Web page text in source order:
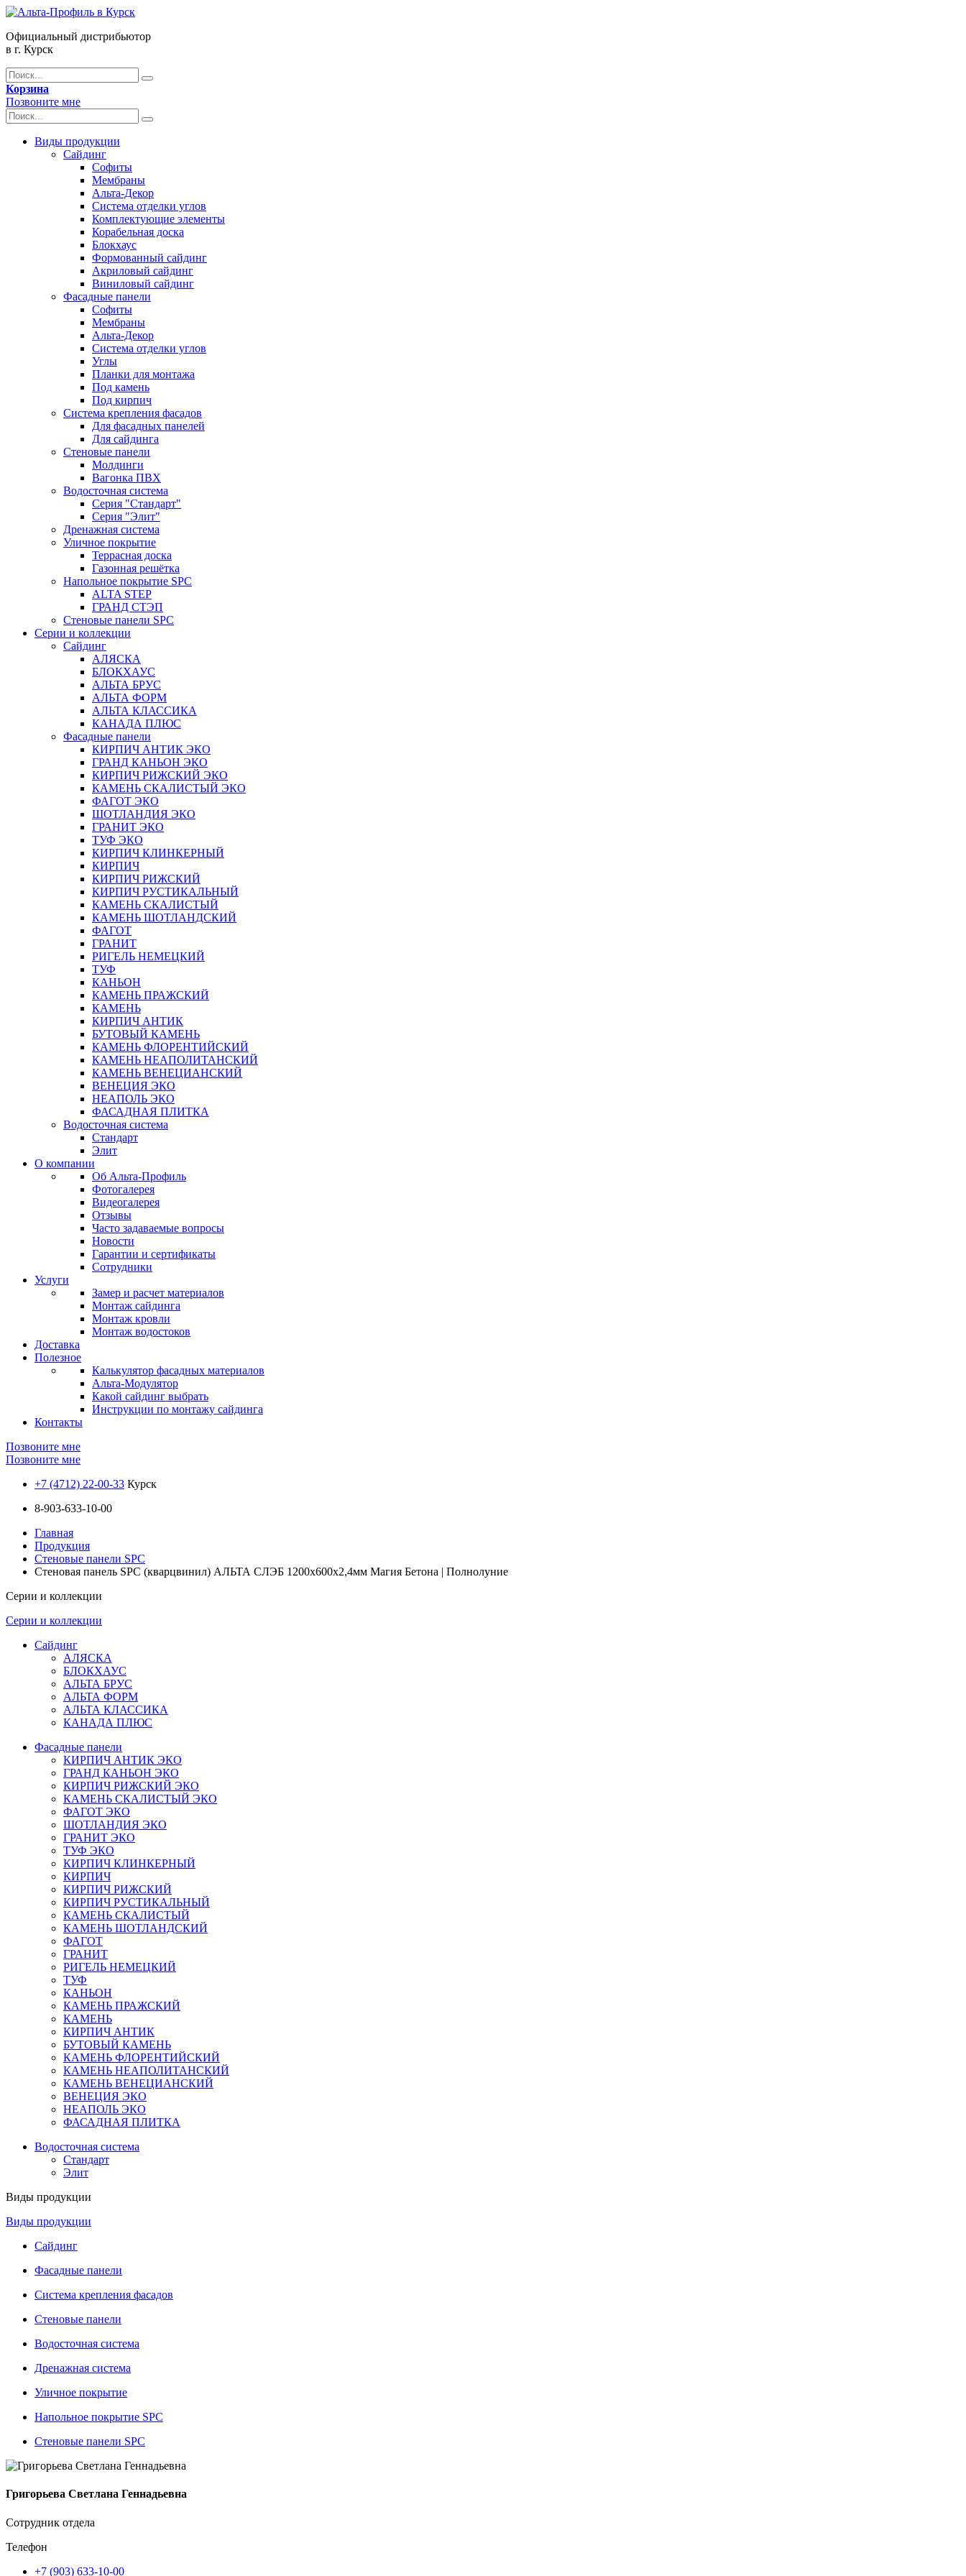
Официальный дистрибьютор
в г. Курск
Корзина
Позвоните мне
Виды продукции
Сайдинг
Софиты
Мембраны
Альта-Декор
Система отделки углов
Комплектующие элементы
Корабельная доска
Блокхаус
Формованный сайдинг
Акриловый сайдинг
Виниловый сайдинг
Фасадные панели
Софиты
Мембраны
Альта-Декор
Система отделки углов
Углы
Планки для монтажа
Под камень
Под кирпич
Система крепления фасадов
Для фасадных панелей
Для сайдинга
Стеновые панели
Молдинги
Вагонка ПВХ
Водосточная система
Серия "Стандарт"
Серия "Элит"
Дренажная система
Уличное покрытие
Террасная доска
Газонная решётка
Напольное покрытие SPC
ALTA STEP
ГРАНД СТЭП
Стеновые панели SPC
Серии и коллекции
Сайдинг
АЛЯСКА
БЛОКХАУС
АЛЬТА БРУС
АЛЬТА ФОРМ
АЛЬТА КЛАССИКА
КАНАДА ПЛЮС
Фасадные панели
КИРПИЧ АНТИК ЭКО
ГРАНД КАНЬОН ЭКО
КИРПИЧ РИЖСКИЙ ЭКО
КАМЕНЬ СКАЛИСТЫЙ ЭКО
ФАГОТ ЭКО
ШОТЛАНДИЯ ЭКО
ГРАНИТ ЭКО
ТУФ ЭКО
КИРПИЧ КЛИНКЕРНЫЙ
КИРПИЧ
КИРПИЧ РИЖСКИЙ
КИРПИЧ РУСТИКАЛЬНЫЙ
КАМЕНЬ СКАЛИСТЫЙ
КАМЕНЬ ШОТЛАНДСКИЙ
ФАГОТ
ГРАНИТ
РИГЕЛЬ НЕМЕЦКИЙ
ТУФ
КАНЬОН
КАМЕНЬ ПРАЖСКИЙ
КАМЕНЬ
КИРПИЧ АНТИК
БУТОВЫЙ КАМЕНЬ
КАМЕНЬ ФЛОРЕНТИЙСКИЙ
КАМЕНЬ НЕАПОЛИТАНСКИЙ
КАМЕНЬ ВЕНЕЦИАНСКИЙ
ВЕНЕЦИЯ ЭКО
НЕАПОЛЬ ЭКО
ФАСАДНАЯ ПЛИТКА
Водосточная система
Стандарт
Элит
О компании
Об Альта-Профиль
Фотогалерея
Видеогалерея
Отзывы
Часто задаваемые вопросы
Новости
Гарантии и сертификаты
Сотрудники
Услуги
Замер и расчет материалов
Монтаж сайдинга
Монтаж кровли
Монтаж водостоков
Доставка
Полезное
Калькулятор фасадных материалов
Альта-Модулятор
Какой сайдинг выбрать
Инструкции по монтажу сайдинга
Контакты
Позвоните мне
Позвоните мне
+7 (4712) 22-00-33 Курск
8-903-633-10-00
Главная
Продукция
Стеновые панели SPC
Стеновая панель SPC (кварцвинил) АЛЬТА СЛЭБ 1200х600х2,4мм Магия Бетона | Полнолуние
Серии и коллекции
Серии и коллекции
Сайдинг
АЛЯСКА
БЛОКХАУС
АЛЬТА БРУС
АЛЬТА ФОРМ
АЛЬТА КЛАССИКА
КАНАДА ПЛЮС
Фасадные панели
КИРПИЧ АНТИК ЭКО
ГРАНД КАНЬОН ЭКО
КИРПИЧ РИЖСКИЙ ЭКО
КАМЕНЬ СКАЛИСТЫЙ ЭКО
ФАГОТ ЭКО
ШОТЛАНДИЯ ЭКО
ГРАНИТ ЭКО
ТУФ ЭКО
КИРПИЧ КЛИНКЕРНЫЙ
КИРПИЧ
КИРПИЧ РИЖСКИЙ
КИРПИЧ РУСТИКАЛЬНЫЙ
КАМЕНЬ СКАЛИСТЫЙ
КАМЕНЬ ШОТЛАНДСКИЙ
ФАГОТ
ГРАНИТ
РИГЕЛЬ НЕМЕЦКИЙ
ТУФ
КАНЬОН
КАМЕНЬ ПРАЖСКИЙ
КАМЕНЬ
КИРПИЧ АНТИК
БУТОВЫЙ КАМЕНЬ
КАМЕНЬ ФЛОРЕНТИЙСКИЙ
КАМЕНЬ НЕАПОЛИТАНСКИЙ
КАМЕНЬ ВЕНЕЦИАНСКИЙ
ВЕНЕЦИЯ ЭКО
НЕАПОЛЬ ЭКО
ФАСАДНАЯ ПЛИТКА
Водосточная система
Стандарт
Элит
Виды продукции
Виды продукции
Сайдинг
Фасадные панели
Система крепления фасадов
Стеновые панели
Водосточная система
Дренажная система
Уличное покрытие
Напольное покрытие SPC
Стеновые панели SPC
Григорьева Светлана Геннадьевна
Сотрудник отдела
Телефон
+7 (903) 633-10-00